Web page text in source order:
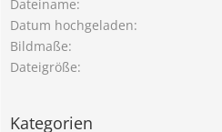
Dateiname
Datum hochgeladen
Bildmaße
Dateigröße
Kategorien